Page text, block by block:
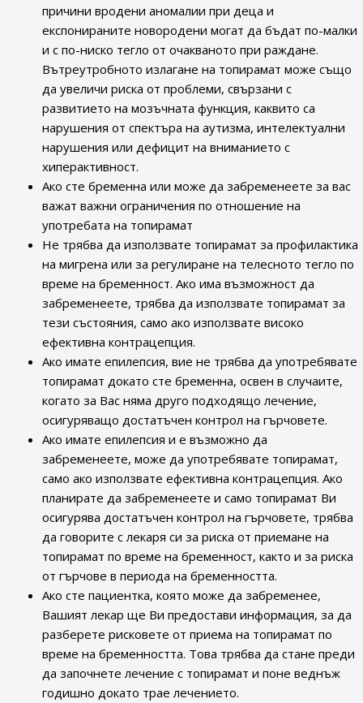
причини вродени аномалии при деца и
експонираните новородени могат да бъдат по-малки
и с по-ниско тегло от очакваното при раждане.
Вътреутробното излагане на топирамат може също
да увеличи риска от проблеми, свързани с
развитието на мозъчната функция, каквито са
нарушения от спектъра на аутизма, интелектуални
нарушения или дефицит на вниманието с
хиперактивност.
Ако сте бременна или може да забременеете за вас
важат важни ограничения по отношение на
употребата на топирамат
Не трябва да използвате топирамат за профилактика
на мигрена или за регулиране на телесното тегло по
време на бременност. Ако има възможност да
забременеете, трябва да използвате топирамат за
тези състояния, само ако използвате високо
ефективна контрацепция.
Ако имате епилепсия, вие не трябва да употребявате
топирамат докато сте бременна, освен в случаите,
когато за Вас няма друго подходящо лечение,
осигуряващо достатъчен контрол на гърчовете.
Ако имате епилепсия и е възможно да
забременеете, може да употребявате топирамат,
само ако използвате ефективна контрацепция. Ако
планирате да забременеете и само топирамат Ви
осигурява достатъчен контрол на гърчовете, трябва
да говорите с лекаря си за риска от приемане на
топирамат по време на бременност, както и за риска
от гърчове в периода на бременността.
Ако сте пациентка, която може да забременее,
Вашият лекар ще Ви предостави информация, за да
разберете рисковете от приема на топирамат по
време на бременността. Това трябва да стане преди
да започнете лечение с топирамат и поне веднъж
годишно докато трае лечението.